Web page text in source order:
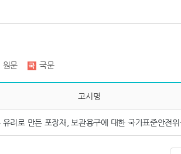
원문 국문
고시명
리로 만든 포장재, 보관용구에 대한 국가표준안전